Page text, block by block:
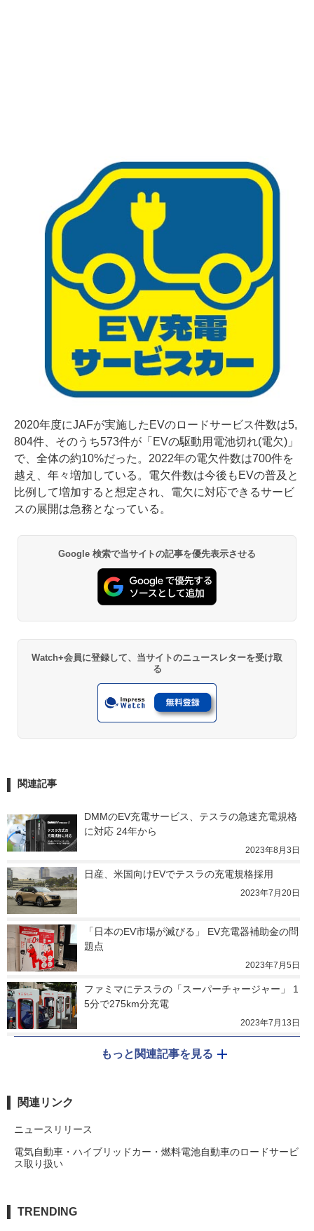
2020年度にJAFが実施したEVのロードサービス件数は5,
804件、そのうち573件が「EVの駆動用電池切れ(電欠)」
で、全体の約10%だった。2022年の電欠件数は700件を
越え、年々増加している。電欠件数は今後もEVの普及と
比例して増加すると想定され、電欠に対応できるサービ
スの展開は急務となっている。
Google 検索で当サイトの記事を優先表示させる
Watch+会員に登録して、当サイトのニュースレターを受け取
る
関連記事
DMMのEV充電サービス、テスラの急速充電規格
に対応 24年から
2023年8月3日
日産、米国向けEVでテスラの充電規格採用
2023年7月20日
「日本のEV市場が滅びる」 EV充電器補助金の問
題点
2023年7月5日
ファミマにテスラの「スーパーチャージャー」 1
5分で275km分充電
2023年7月13日
もっと関連記事を見る
関連リンク
ニュースリリース
電気自動車・ハイブリッドカー・燃料電池自動車のロードサービ
ス取り扱い
TRENDING